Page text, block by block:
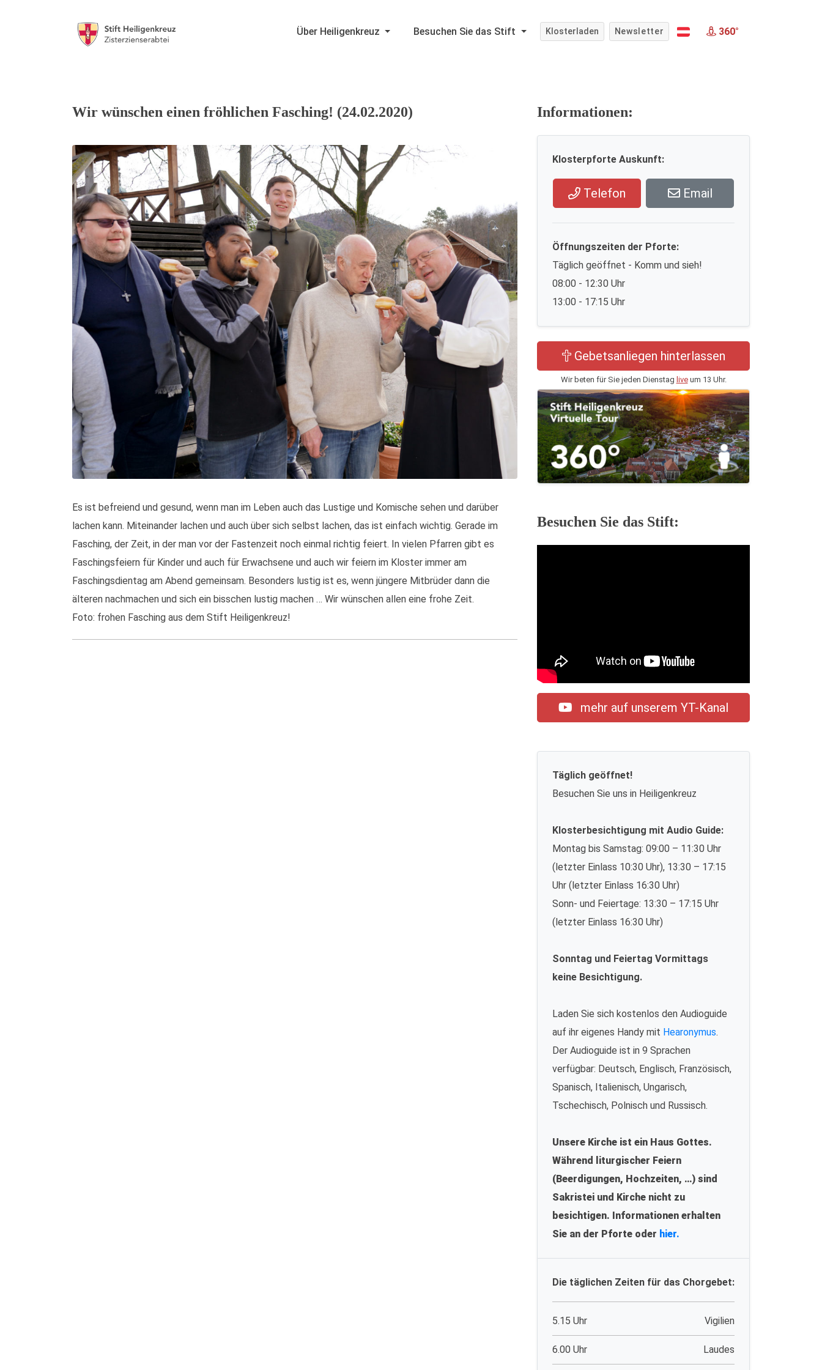
Über Heiligenkreuz Besuchen Sie das Stift Klosterladen Newsletter 360°
Wir wünschen einen fröhlichen Fasching! (24.02.2020)
Es ist befreiend und gesund, wenn man im Leben auch das Lustige und Komische sehen und darüber
lachen kann. Miteinander lachen und auch über sich selbst lachen, das ist einfach wichtig. Gerade im
Fasching, der Zeit, in der man vor der Fastenzeit noch einmal richtig feiert. In vielen Pfarren gibt es
Faschingsfeiern für Kinder und auch für Erwachsene und auch wir feiern im Kloster immer am
Faschingsdientag am Abend gemeinsam. Besonders lustig ist es, wenn jüngere Mitbrüder dann die
älteren nachmachen und sich ein bisschen lustig machen … Wir wünschen allen eine frohe Zeit.
Foto: frohen Fasching aus dem Stift Heiligenkreuz!
Informationen:
Klosterpforte Auskunft:
Telefon Email
Öffnungszeiten der Pforte:
Täglich geöffnet - Komm und sieh!
08:00 - 12:30 Uhr
13:00 - 17:15 Uhr
Gebetsanliegen hinterlassen
Wir beten für Sie jeden Dienstag liveum 13 Uhr.
Besuchen Sie das Stift:
mehr auf unserem YT-Kanal
Täglich geöffnet!
Besuchen Sie uns in Heiligenkreuz
Klosterbesichtigung mit Audio Guide:
Montag bis Samstag: 09:00 – 11:30 Uhr
(letzter Einlass 10:30 Uhr), 13:30 – 17:15
Uhr (letzter Einlass 16:30 Uhr)
Sonn- und Feiertage: 13:30 – 17:15 Uhr
(letzter Einlass 16:30 Uhr)
Sonntag und Feiertag Vormittags
keine Besichtigung.
Laden Sie sich kostenlos den Audioguide
auf ihr eigenes Handy mit Hearonymus.
Der Audioguide ist in 9 Sprachen
verfügbar: Deutsch, Englisch, Französisch,
Spanisch, Italienisch, Ungarisch,
Tschechisch, Polnisch und Russisch.
Unsere Kirche ist ein Haus Gottes.
Während liturgischer Feiern
(Beerdigungen, Hochzeiten, …) sind
Sakristei und Kirche nicht zu
besichtigen. Informationen erhalten
Sie an der Pforte oder hier.
Die täglichen Zeiten für das Chorgebet:
5.15 Uhr Vigilien
6.00 Uhr Laudes